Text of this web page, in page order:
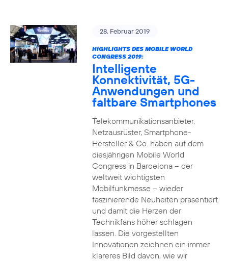
28. Februar 2019
HIGHLIGHTS DES MOBILE WORLD
CONGRESS 2019:
Intelligente
Konnektivität, 5G-
Anwendungen und
faltbare Smartphones
Telekommunikationsanbieter,
Netzausrüster, Smartphone-
Hersteller & Co. haben auf dem
diesjährigen Mobile World
Congress in Barcelona – der
weltweit wichtigsten
Mobilfunkmesse – wieder
faszinierende Neuheiten präsentiert
und damit die Herzen der
Technikfans höher schlagen
lassen. Die vorgestellten
Innovationen zeichnen ein immer
klareres Bild davon, wie wir